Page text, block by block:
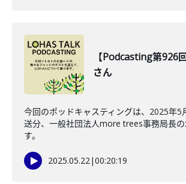
【Podcasting第926
さん
今回のポッドキャスティングは、2025年5
送分、一般社団法人more trees事務局長
す。
2025.05.22|00:20:19